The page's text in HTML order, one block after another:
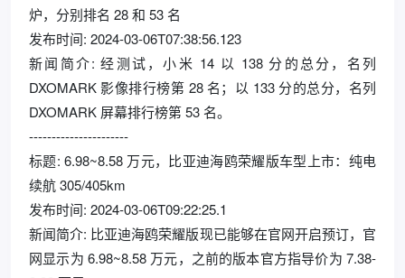
炉，分别排名 28 和 53 名
发布时间: 2024-03-06T07:38:56.123
新闻简介: 经测试，小米 14 以 138 分的总分，名列
DXOMARK 影像排行榜第 28 名；以 133 分的总分，名列
DXOMARK 屏幕排行榜第 53 名。
----------------------
标题: 6.98~8.58 万元，比亚迪海鸥荣耀版车型上市：纯电
续航 305/405km
发布时间: 2024-03-06T09:22:25.1
新闻简介: 比亚迪海鸥荣耀版现已能够在官网开启预订，官
网显示为 6.98~8.58 万元，之前的版本官方指导价为 7.38-